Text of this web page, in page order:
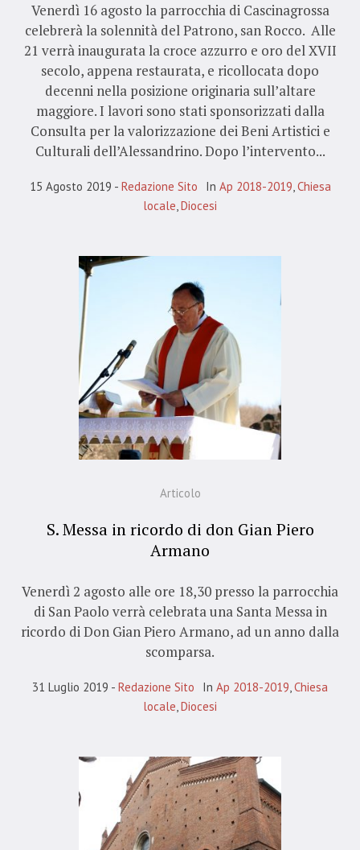
Venerdì 16 agosto la parrocchia di Cascinagrossa
celebrerà la solennità del Patrono, san Rocco. Alle
21 verrà inaugurata la croce azzurro e oro del XVII
secolo, appena restaurata, e ricollocata dopo
decenni nella posizione originaria sull’altare
maggiore. I lavori sono stati sponsorizzati dalla
Consulta per la valorizzazione dei Beni Artistici e
Culturali dell’Alessandrino. Dopo l’intervento...
15 Agosto 2019 Redazione Sito In Ap 2018-2019,Chiesa
locale,Diocesi
Articolo
S. Messa in ricordo di don Gian Piero
Armano
Venerdì 2 agosto alle ore 18,30 presso la parrocchia
di San Paolo verrà celebrata una Santa Messa in
ricordo di Don Gian Piero Armano, ad un anno dalla
scomparsa.
31 Luglio 2019 Redazione Sito In Ap 2018-2019,Chiesa
locale,Diocesi